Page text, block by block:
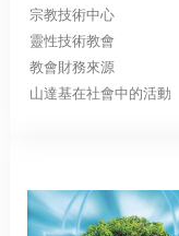
宗教技術中心
靈性技術教會
教會財務來源
山達基在社會中的活動